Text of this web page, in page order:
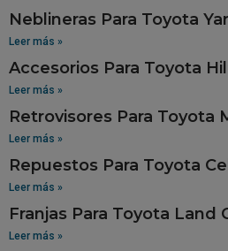
Neblineras Para Toyota
Leer más »
Accesorios Para Toyota
Leer más »
Retrovisores Para Toyota
Leer más »
Repuestos Para Toyota
Leer más »
Franjas Para Toyota Land
Leer más »